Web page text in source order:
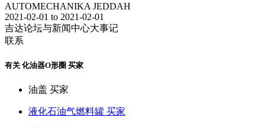
AUTOMECHANIKA JEDDAH
2021-02-01 to 2021-02-01
吉达论坛与新闻中心大事记
联系
有关 化油器O形圈 买家
油盖 买家
液化石油气燃料罐 买家